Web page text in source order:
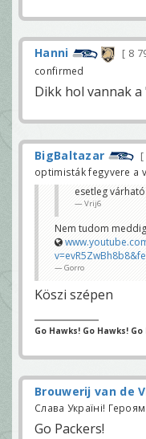
Hanni 8
confirmed
Dikk hol vannak a
BigBaltazar
optimisták fegyvere a
esetleg
Vrij6
Nem tudom
Gorro
Köszi szépen
Go Hawks! Go Hawks! Go
Brouwerij van de
Слава Україні!
Go Packers!